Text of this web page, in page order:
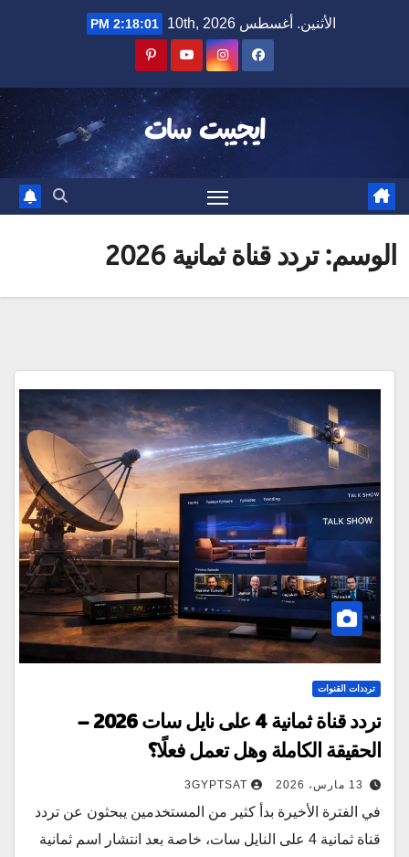
الأثنين. أغسطس 10th, 2026 2:18:01 PM
ايجيبت سات
الوسم:تردد قناة ثمانية 2026
ترددات القنوات
تردد قناة ثمانية 4 على نايل سات 2026 –
الحقيقة الكاملة وهل تعمل فعلًا؟
13 مارس، 2026 3GYPTSAT
في الفترة الأخيرة بدأ كثير من المستخدمين يبحثون عن تردد
قناة ثمانية 4 على النايل سات، خاصة بعد انتشار اسم ثمانية